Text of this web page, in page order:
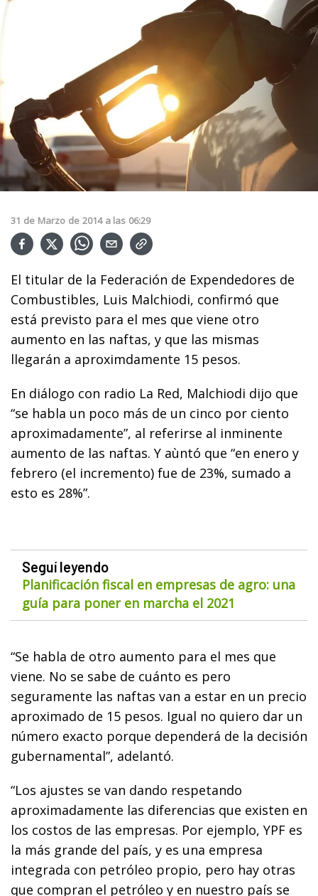
31 de Marzo de 2014 a las 06:29
El titular de la Federación de Expendedores de
Combustibles, Luis Malchiodi, confirmó que
está previsto para el mes que viene otro
aumento en las naftas, y que las mismas
llegarán a aproximdamente 15 pesos.
En diálogo con radio La Red, Malchiodi dijo que
“se habla un poco más de un cinco por ciento
aproximadamente”, al referirse al inminente
aumento de las naftas. Y aùntó que “en enero y
febrero (el incremento) fue de 23%, sumado a
esto es 28%”.
Seguí leyendo
Planificación fiscal en empresas de agro: una
guía para poner en marcha el 2021
“Se habla de otro aumento para el mes que
viene. No se sabe de cuánto es pero
seguramente las naftas van a estar en un precio
aproximado de 15 pesos. Igual no quiero dar un
número exacto porque dependerá de la decisión
gubernamental”, adelantó.
“Los ajustes se van dando respetando
aproximadamente las diferencias que existen en
los costos de las empresas. Por ejemplo, YPF es
la más grande del país, y es una empresa
integrada con petróleo propio, pero hay otras
que compran el petróleo y en nuestro país se